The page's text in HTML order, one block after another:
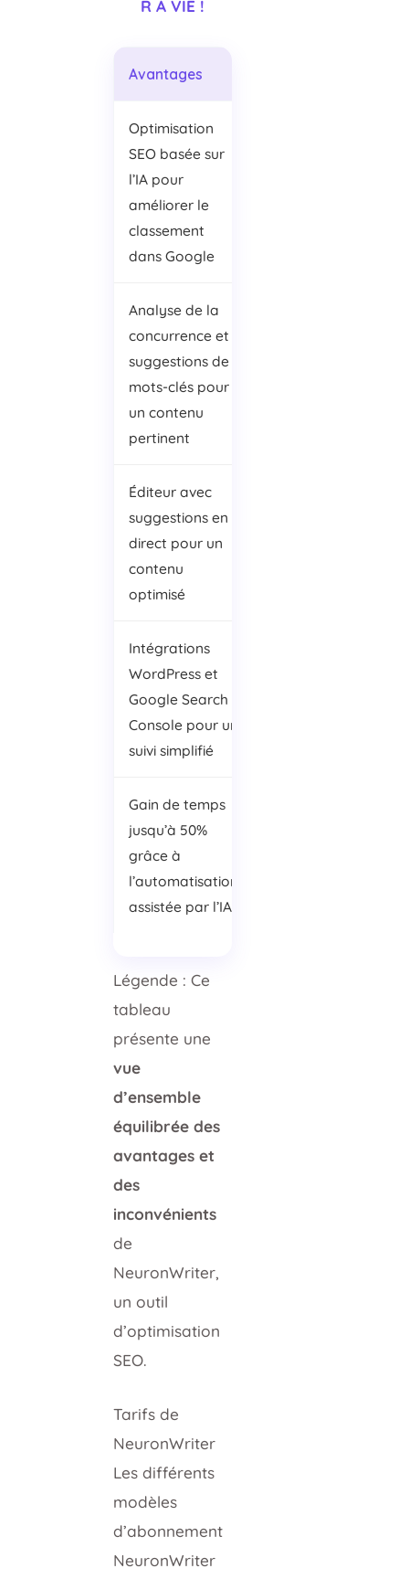
R À VIE !
Avantages
Optimisation
SEO basée sur
l’IA pour
améliorer le
classement
dans Google
Analyse de la
concurrence et
suggestions de
mots-clés pour
un contenu
pertinent
Éditeur avec
suggestions en
direct pour un
contenu
optimisé
Intégrations
WordPress et
Google Search
Console pour un
suivi simplifié
Gain de temps
jusqu’à 50%
grâce à
l’automatisation
assistée par l’IA
Légende : Ce
tableau
présente une
vue
d’ensemble
équilibrée des
avantages et
des
inconvénients
de
NeuronWriter,
un outil
d’optimisation
SEO.
Tarifs de
NeuronWriter
Les différents
modèles
d’abonnement
NeuronWriter